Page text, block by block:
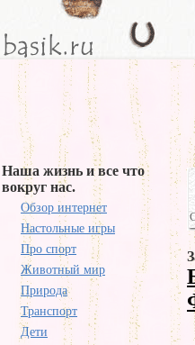
Наша жизнь и все что
вокруг нас.
Обзор интернет
Настольные игры
Про спорт
Животный мир
Природа
Транспорт
Дети